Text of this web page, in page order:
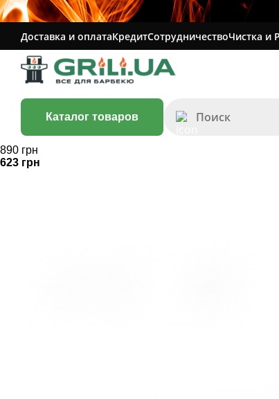
Доставка и оплатаКредитСотрудничествоЧистка и
Каталог товаров
890 грн
623 грн